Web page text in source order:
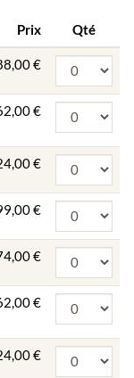
Prix Qté
€
€
€
€
€
€
€